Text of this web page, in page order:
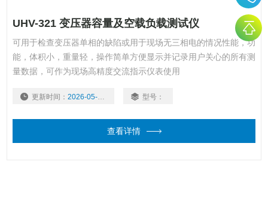
UHV-321 变压器容量及空载负载测试仪
可用于检查变压器单相的缺陷或用于现场无三相电的情况性能，功
能，体积小，重量轻，操作简单方便显示并记录用户关心的所有测
量数据，可作为现场高精度交流指示仪表使用
更新时间： 2026-05-22 型号：
查看详情